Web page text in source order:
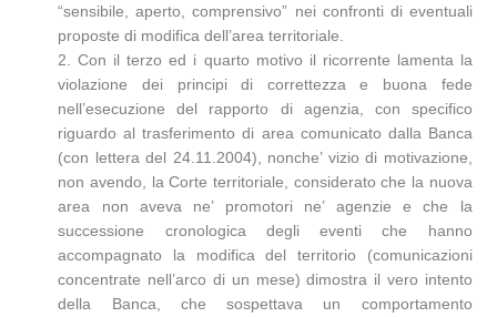
“sensibile, aperto, comprensivo” nei confronti di eventuali
proposte di modifica dell’area territoriale.
2. Con il terzo ed i quarto motivo il ricorrente lamenta la
violazione dei principi di correttezza e buona fede
nell’esecuzione del rapporto di agenzia, con specifico
riguardo al trasferimento di area comunicato dalla Banca
(con lettera del 24.11.2004), nonche’ vizio di motivazione,
non avendo, la Corte territoriale, considerato che la nuova
area non aveva ne’ promotori ne’ agenzie e che la
successione cronologica degli eventi che hanno
accompagnato la modifica del territorio (comunicazioni
concentrate nell’arco di un mese) dimostra il vero intento
della Banca, che sospettava un comportamento